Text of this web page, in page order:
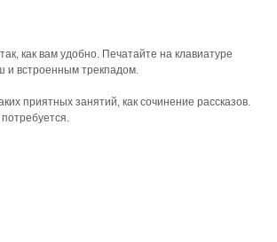
как вам удобно. Печатайте на клавиатуре
и встроенным трекпадом.
приятных занятий, как сочинение рассказов.